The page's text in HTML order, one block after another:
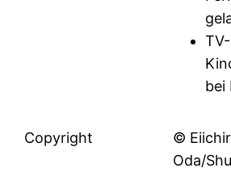
bei
Copyright
©
Oda/